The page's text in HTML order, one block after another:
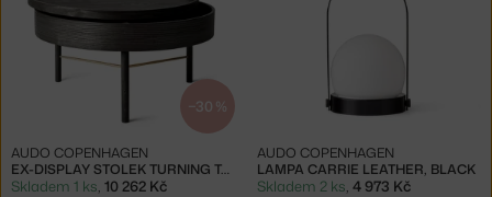
−30 %
EX-DISPLAY STOLEK TURNING TABLE, BLACK ASH
AUDO COPENHAGEN
Skladem 1 ks, 10 262 Kč
LAMPA CARRIE LEATHER, BLACK
AUDO COPENHAGEN
Skladem 2 ks, 4 973 Kč